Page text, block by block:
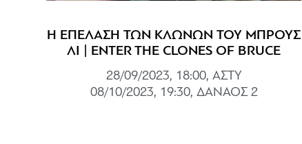
Η ΕΠΕΛΑΣΗ ΤΩΝ ΚΛΩΝΩΝ ΤΟΥ ΜΠΡΟΥΣ
ΛΙ | ENTER THE CLONES OF BRUCE
28/09/2023, 18:00, ΑΣΤΥ
08/10/2023, 19:30, ΔΑΝΑΟΣ 2